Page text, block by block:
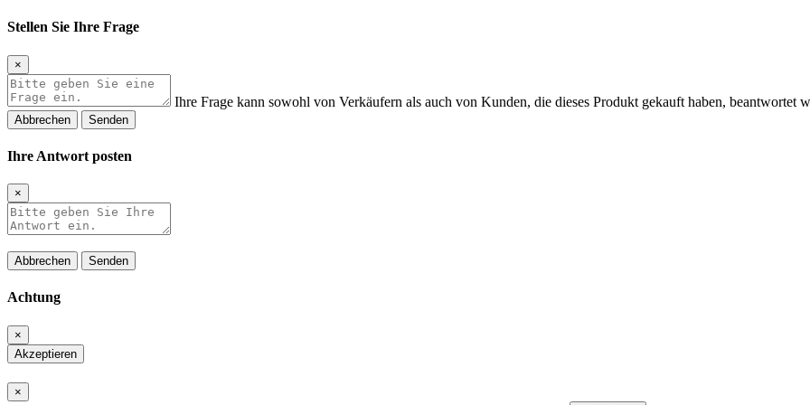
Stellen Sie Ihre Frage
×
Ihre Frage kann sowohl von Verkäufern als auch von Kunden, die dieses Produkt gekauft haben, beantwortet
Abbrechen Senden
Ihre Antwort posten
×
Abbrechen Senden
Achtung
×
Akzeptieren
×